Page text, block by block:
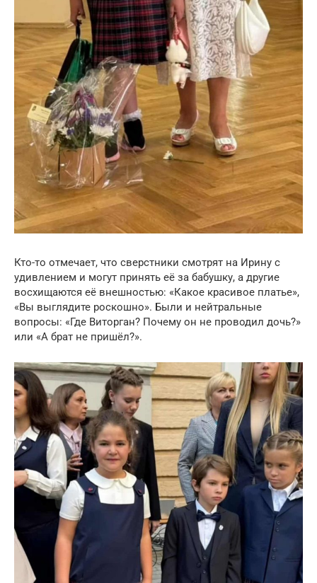
Кто-то отмечает, что сверстники смотрят на Ирину с
удивлением и могут принять её за бабушку, а другие
восхищаются её внешностью: «Какое красивое платье»,
«Вы выглядите роскошно». Были и нейтральные
вопросы: «Где Виторган? Почему он не проводил дочь?»
или «А брат не пришёл?».